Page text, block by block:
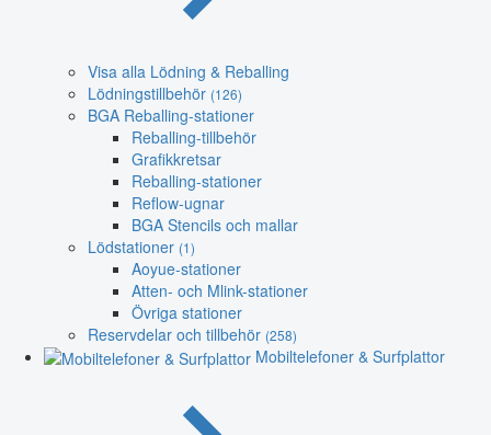
Visa alla Lödning & Reballing
Lödningstillbehör (126)
BGA Reballing-stationer
Reballing-tillbehör
Grafikkretsar
Reballing-stationer
Reflow-ugnar
BGA Stencils och mallar
Lödstationer (1)
Aoyue-stationer
Atten- och Mlink-stationer
Övriga stationer
Reservdelar och tillbehör (258)
Mobiltelefoner & Surfplattor